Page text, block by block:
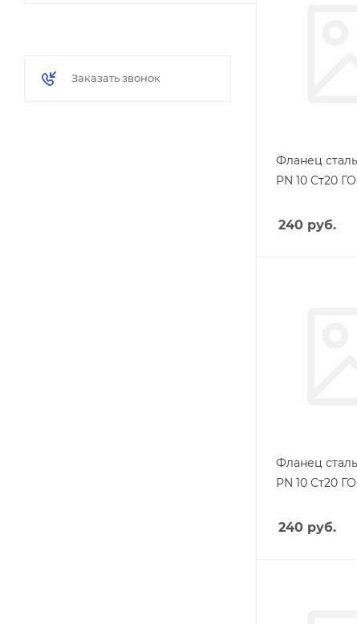
Фланец
PN 10 Ст20
240 руб.
Фланец
PN 10 Ст20
240 руб.
Заказать звонок